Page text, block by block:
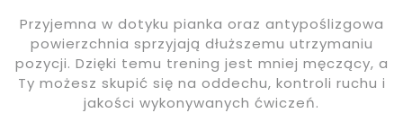
Przyjemna w dotyku pianka oraz antypoślizgowa
powierzchnia sprzyjają dłuższemu utrzymaniu
pozycji. Dzięki temu trening jest mniej męczący, a
Ty możesz skupić się na oddechu, kontroli ruchu i
jakości wykonywanych ćwiczeń.